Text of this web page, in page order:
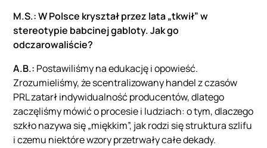
M.S.: W Polsce kryształ przez lata „tkwił” w
stereotypie babcinej gabloty. Jak go
odczarowaliście?
A.B.: Postawiliśmy na edukację i opowieść.
Zrozumieliśmy, że scentralizowany handel z czasów
PRL zatarł indywidualność producentów, dlatego
zaczęliśmy mówić o procesie i ludziach: o tym, dlaczego
szkło nazywa się „miękkim”, jak rodzi się struktura szlifu
i czemu niektóre wzory przetrwały całe dekady.